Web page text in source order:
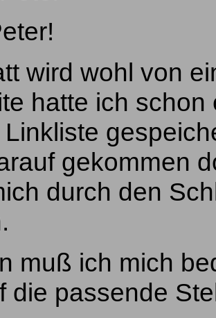
wird wohl von
hatte ich
gekommen
durch den
muß ich mich
die passende